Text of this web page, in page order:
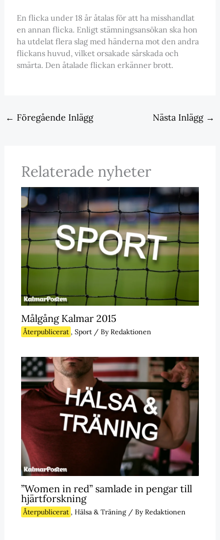
En flicka under 18 år åtalas för att ha misshandlat
en annan flicka. Enligt stämningsansökan ska hon
ha utdelat flera slag med händerna mot den andra
flickans huvud, vilket orsakade sårskada och
smärta. Den åtalade flickan erkänner brott.
← Föregående Inlägg Nästa Inlägg →
Relaterade nyheter
Målgång Kalmar 2015
Återpublicerat , Sport/ ByRedaktionen
”Women in red” samlade in pengar till
hjärtforskning
Återpublicerat , Hälsa & Träning/ ByRedaktionen